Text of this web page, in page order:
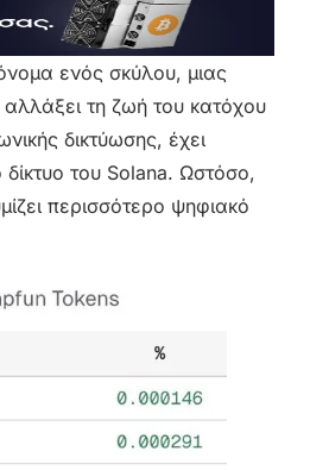
ενός σκύλου, μιας
τη ζωή του κατόχου
δικτύωσης, έχει
του Solana. Ωστόσο,
περισσότερο ψηφιακό